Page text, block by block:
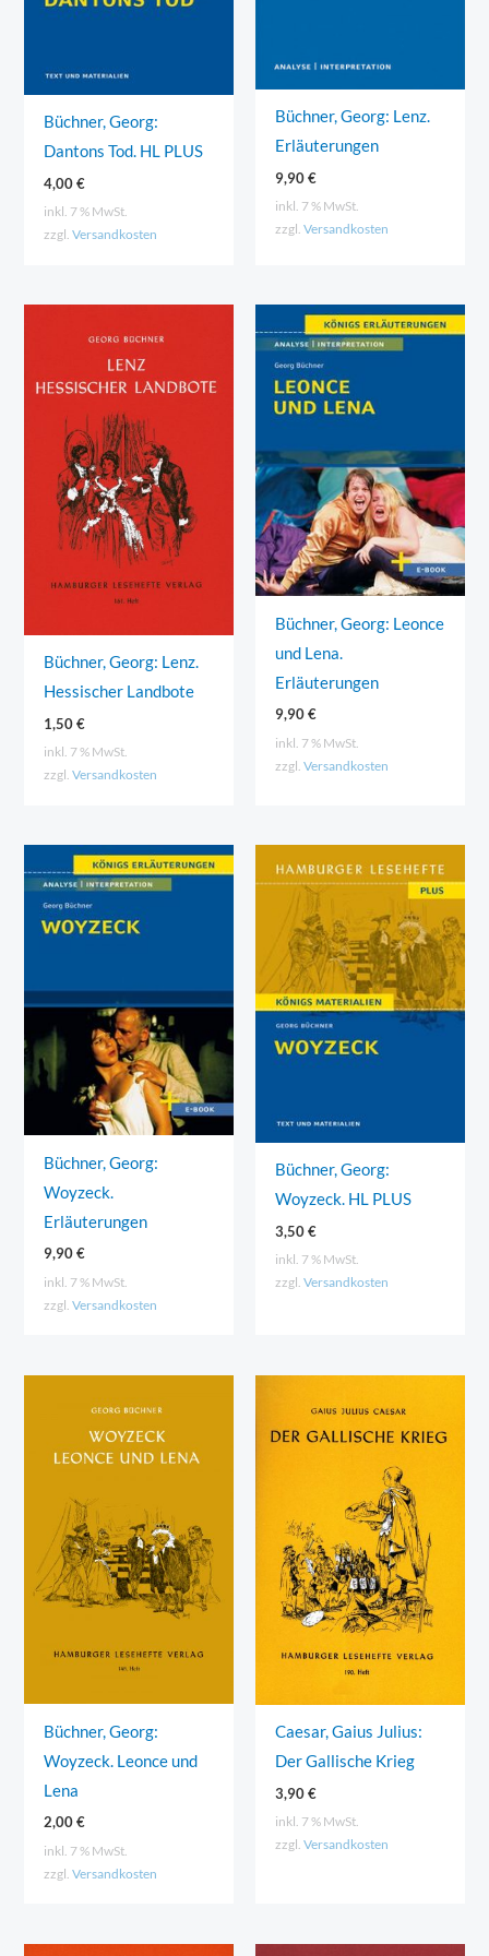
Büchner, Georg:
Dantons Tod. HL PLUS
4,00€
inkl. 7 % MwSt.
zzgl. Versandkosten
Büchner, Georg: Lenz.
Erläuterungen
9,90€
inkl. 7 % MwSt.
zzgl. Versandkosten
Büchner, Georg: Lenz.
Hessischer Landbote
1,50€
inkl. 7 % MwSt.
zzgl. Versandkosten
Büchner, Georg: Leonce
und Lena.
Erläuterungen
9,90€
inkl. 7 % MwSt.
zzgl. Versandkosten
Büchner, Georg:
Woyzeck.
Erläuterungen
9,90€
inkl. 7 % MwSt.
zzgl. Versandkosten
Büchner, Georg:
Woyzeck. HL PLUS
3,50€
inkl. 7 % MwSt.
zzgl. Versandkosten
Büchner, Georg:
Woyzeck. Leonce und
Lena
2,00€
inkl. 7 % MwSt.
zzgl. Versandkosten
Caesar, Gaius Julius:
Der Gallische Krieg
3,90€
inkl. 7 % MwSt.
zzgl. Versandkosten